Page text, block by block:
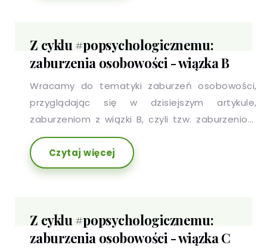
Z cyklu #popsychologicznemu:
zaburzenia osobowości - wiązka B
Wracamy do tematyki zaburzeń osobowości,
przyglądając się w dzisiejszym artykule,
zaburzeniom z wiązki B, czyli tzw. zaburzeniom
dramatyczno - niekonsekwentnym.
Czytaj więcej
Z cyklu #popsychologicznemu:
zaburzenia osobowości - wiązka C